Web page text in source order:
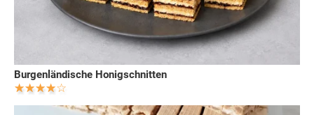
Burgenländische Honigschnitten